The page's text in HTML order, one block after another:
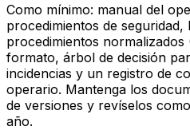
Como mínimo: manual del
procedimientos de seguridad,
procedimientos normalizados
formato, árbol de decisión
incidencias y un registro de
operario. Mantenga los
de versiones y revíselos
año.